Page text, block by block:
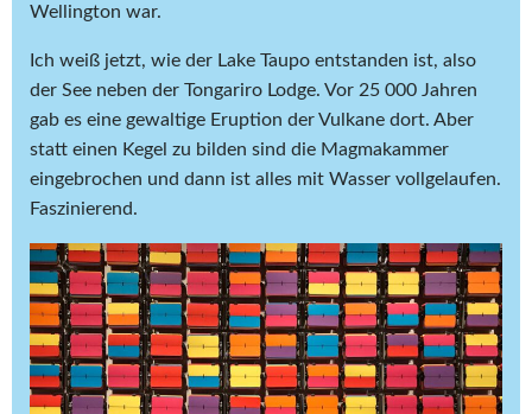
Wellington war.
Ich weiß jetzt, wie der Lake Taupo entstanden ist, also
der See neben der Tongariro Lodge. Vor 25 000 Jahren
gab es eine gewaltige Eruption der Vulkane dort. Aber
statt einen Kegel zu bilden sind die Magmakammer
eingebrochen und dann ist alles mit Wasser vollgelaufen.
Faszinierend.